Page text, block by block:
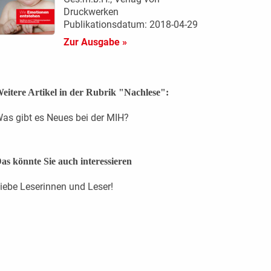
Druckwerken
Publikationsdatum: 2018-04-29
Zur Ausgabe »
Artikel in der Rubrik "Nachlese":
gibt es Neues bei der MIH?
könnte Sie auch interessieren
Leserinnen und Leser!